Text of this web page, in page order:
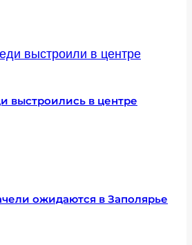
выстроились в центре
ожидаются в Заполярье